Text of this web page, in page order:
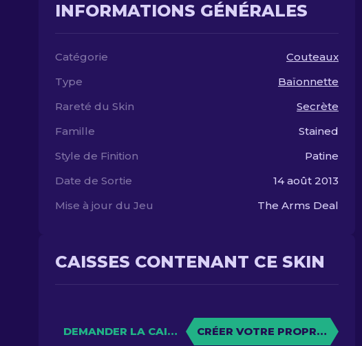
INFORMATIONS GÉNÉRALES
Catégorie
Couteaux
Type
Baïonnette
Rareté du Skin
Secrète
Famille
Stained
Style de Finition
Patine
Date de Sortie
14 août 2013
Mise à jour du Jeu
The Arms Deal
CAISSES CONTENANT CE SKIN
DEMANDER LA CAISSE CRÉER VOTRE PROPRE CAISSE